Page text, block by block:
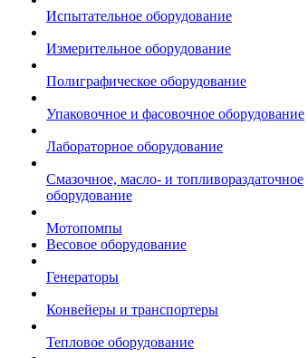
Испытательное оборудование
Измерительное оборудование
Полиграфическое оборудование
Упаковочное и фасовочное оборудование
Лабораторное оборудование
Смазочное, масло- и топливораздаточное
оборудование
Мотопомпы
Весовое оборудование
Генераторы
Конвейеры и транспортеры
Тепловое оборудование